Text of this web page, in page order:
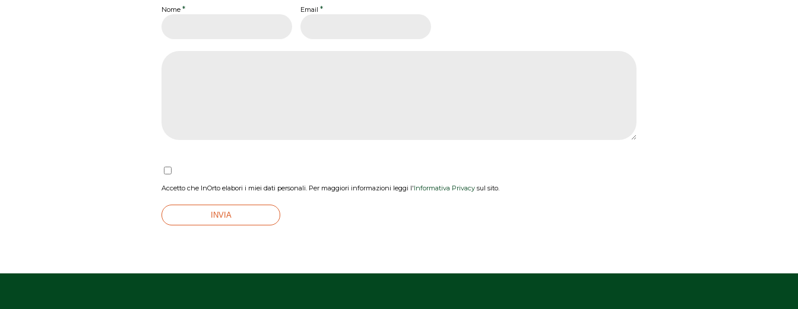
Nome * Email *
Accetto che InOrto elabori i miei dati personali. Per maggiori informazioni leggi l'Informativa Privacy sul sito.